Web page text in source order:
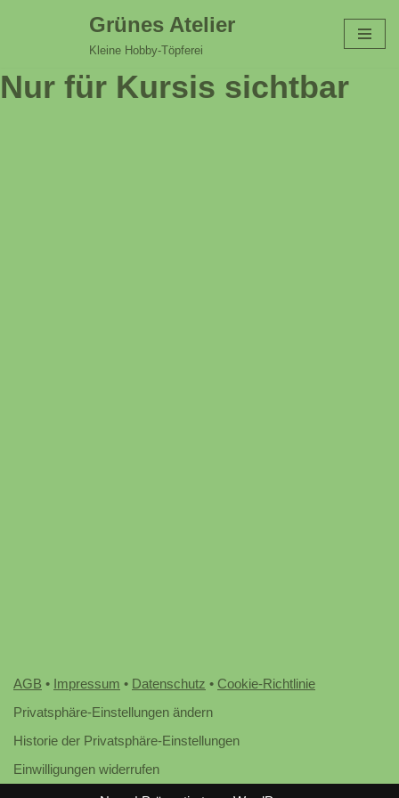
springen
Grünes Atelier
Kleine Hobby-Töpferei
Nur für Kursis sichtbar
AGB • Impressum • Datenschutz • Cookie-Richtlinie
Privatsphäre-Einstellungen ändern
Historie der Privatsphäre-Einstellungen
Einwilligungen widerrufen